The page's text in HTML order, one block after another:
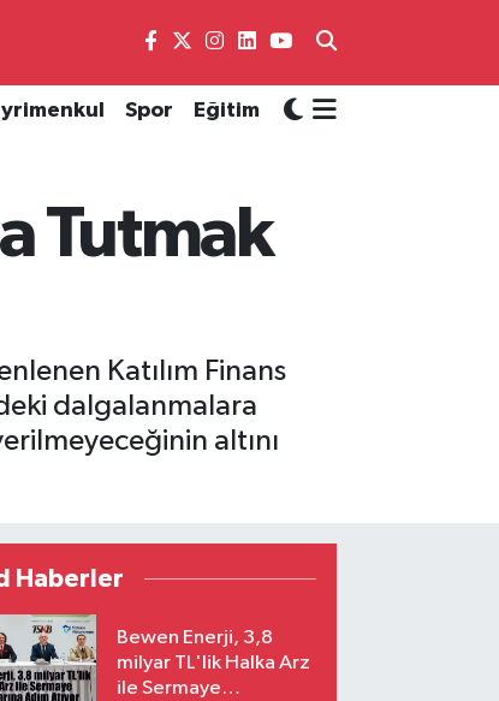
Spor Eğitim
Tutmak
Katılım Finans
dalgalanmalara
altını
Haberler
Bewen Enerji, 3,8
milyar TL'lik Halka Arz
ile Sermaye